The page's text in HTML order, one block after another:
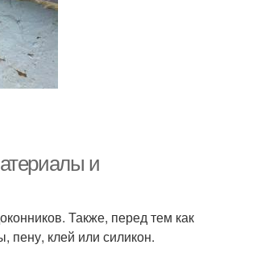
и
Также, перед тем как
пену, клей или силикон.